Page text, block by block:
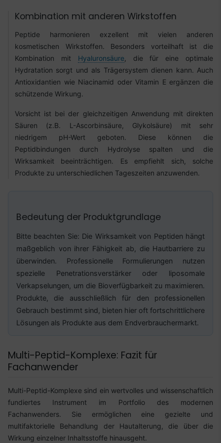
Kombination mit anderen Wirkstoffen
Peptide harmonieren exzellent mit vielen anderen
kosmetischen Wirkstoffen. Besonders vorteilhaft ist die
Kombination mit Hyaluronsäure, die für eine optimale
Hydratation sorgt und als Trägersystem dienen kann. Auch
Antioxidantien wie Niacinamid oder Vitamin E ergänzen die
schützende Wirkung.
Vorsicht ist bei der gleichzeitigen Anwendung mit direkten
Säuren (z.B. L-Ascorbinsäure, Glykolsäure) mit sehr
niedrigem pH-Wert geboten. Diese können die
Peptidbindungen durch Hydrolyse spalten und die
Wirksamkeit beeinträchtigen. Es empfiehlt sich, solche
Produkte zu unterschiedlichen Tageszeiten anzuwenden.
Bedeutung der Produktgrundlage
Bitte beachten Sie: Die Wirksamkeit von Peptiden hängt
maßgeblich von ihrer Fähigkeit ab, die Hautbarriere zu
überwinden. Professionelle Formulierungen nutzen
spezielle Penetrationsverstärker oder liposomale
Verkapselungen, um die Bioverfügbarkeit zu maximieren.
Produkte, die ausschließlich für den professionellen
Gebrauch bestimmt sind, bieten hier oft fortschrittlichere
Lösungen als Produkte aus dem Endverbrauchermarkt.
Multi-Peptid-Komplexe: Fazit für
Fachanwender
Multi-Peptid-Komplexe sind ein wertvolles und wissenschaftlich
fundiertes Instrument im Portfolio des modernen
Fachanwenders. Sie ermöglichen eine gezielte und
multifaktorielle Behandlung der Hautalterung, die über die
Wirkung einzelner Inhaltsstoffe hinausgeht.